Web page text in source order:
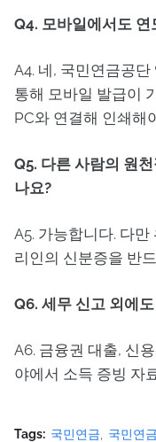
Q4. 모바일에서도
A4. 네, 국민연금공
통해 모바일 발급이
PC와 연결해 인쇄해
Q5. 다른 사람의 원
나요?
A5. 가능합니다. 다
리인의 신분증을 반
Q6. 세무 신고 외에
A6. 금융권 대출, 신
야에서 소득 증빙 자
Tags: 국민연금 국민연